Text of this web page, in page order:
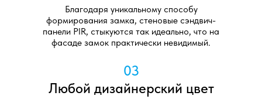
Благодаря уникальному способу
формирования замка, стеновые сэндвич-
панели PIR, стыкуются так идеально, что на
фасаде замок практически невидимый.
03
Любой дизайнерский цвет
оздоровитель
ный лагерь
здание